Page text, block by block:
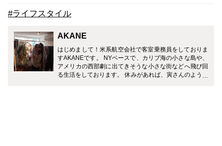
#ライフスタイル
AKANE
はじめまして！米系航空会社で客室乗務員をしておりま
すAKANEです。 NYベースで、カリブ海の小さな島や、
アメリカの西部劇に出てきそうな小さな街などへ飛び回
る生活をしております。 休みがあれば、寅さんのように